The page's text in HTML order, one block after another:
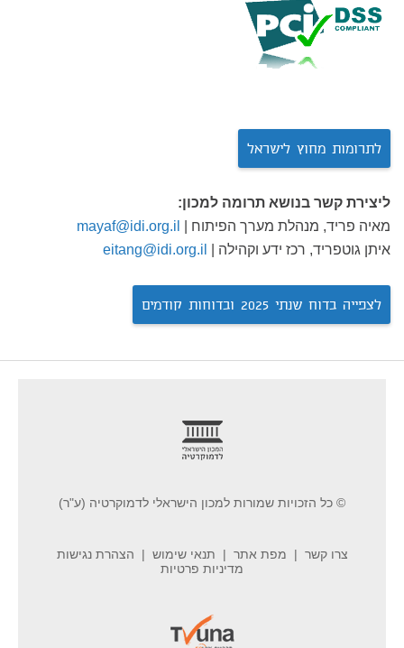
לתרומות מחוץ לישראל
ליצירת קשר בנושא תרומה למכון:
מאיה פריד, מנהלת מערך הפיתוח |
mayaf@idi.org.il
איתן גוטפריד, רכז ידע וקהילה |
eitang@idi.org.il
לצפייה בדוח שנתי 2025 ובדוחות קודמים
© כל הזכויות שמורות למכון הישראלי לדמוקרטיה (ע"ר)
צרו קשר מפת אתר תנאי שימוש
הצהרת נגישות
מדיניות פרטיות